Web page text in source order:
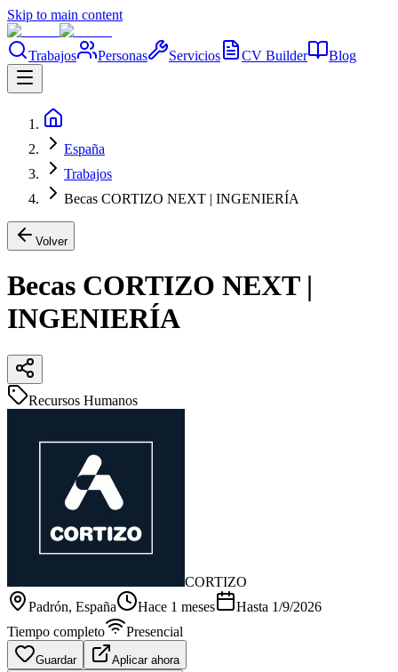
Skip to main content
Trabajos Personas Servicios CV Builder Blog
España
Trabajos
Becas CORTIZO NEXT | INGENIERÍA
Volver
Becas CORTIZO NEXT |
INGENIERÍA
Recursos Humanos
CORTIZO
Padrón, España Hace 1 meses Hasta 1/9/2026
Tiempo completo
Presencial
Guardar Aplicar ahora